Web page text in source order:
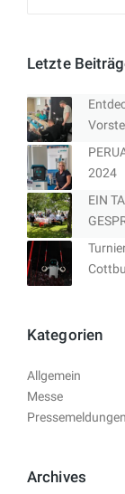
Letzte
2024
EIN
Kategorien
Allgemein
Messe
Pressemeldungen
Archives